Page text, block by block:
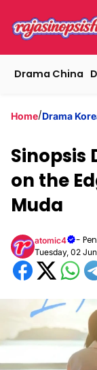
Drama China
Home/Drama
Sinopsis
on the
Muda
atomic4 -
Tuesday, 02